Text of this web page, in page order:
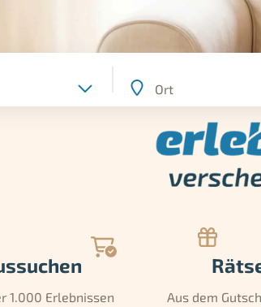
Ort
1.000 Erlebnissen
Aus dem